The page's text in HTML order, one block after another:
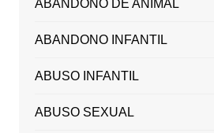
ABANDONO DE ANIMAL
ABANDONO INFANTIL
ABUSO INFANTIL
ABUSO SEXUAL